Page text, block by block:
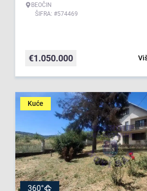
BEOČIN
ŠIFRA: #574469
€1.050.000
Kuće
360°